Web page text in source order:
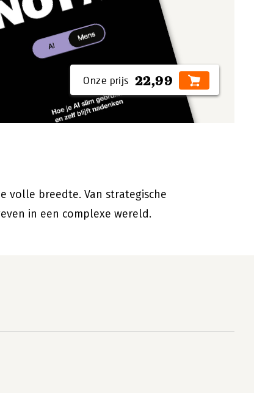
22,99
volle breedte. Van strategische
in een complexe wereld.